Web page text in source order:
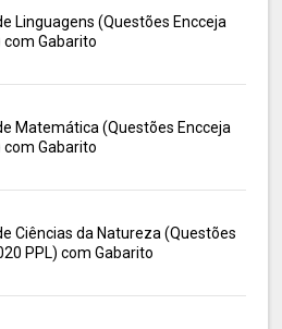
Linguagens (Questões Encceja
com Gabarito
Matemática (Questões Encceja
com Gabarito
Ciências da Natureza (Questões
PPL) com Gabarito